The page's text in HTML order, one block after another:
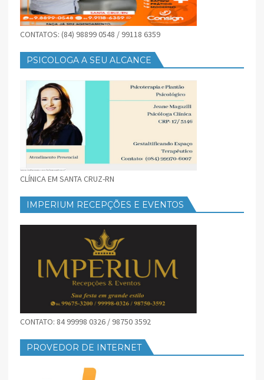
CONTATOS: (84) 98899 0548 / 99118 6359
PSICOLOGA A SEU ALCANCE
CLÍNICA EM SANTA CRUZ-RN
IMPERIUM RECEPÇÕES E EVENTOS
CONTATO: 84 99998 0326 / 98750 3592
PROVEDOR DE INTERNET